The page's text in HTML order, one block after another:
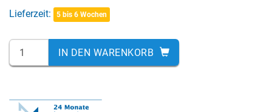
Lieferzeit:
5 bis 6 Wochen
IN DEN WARENKORB